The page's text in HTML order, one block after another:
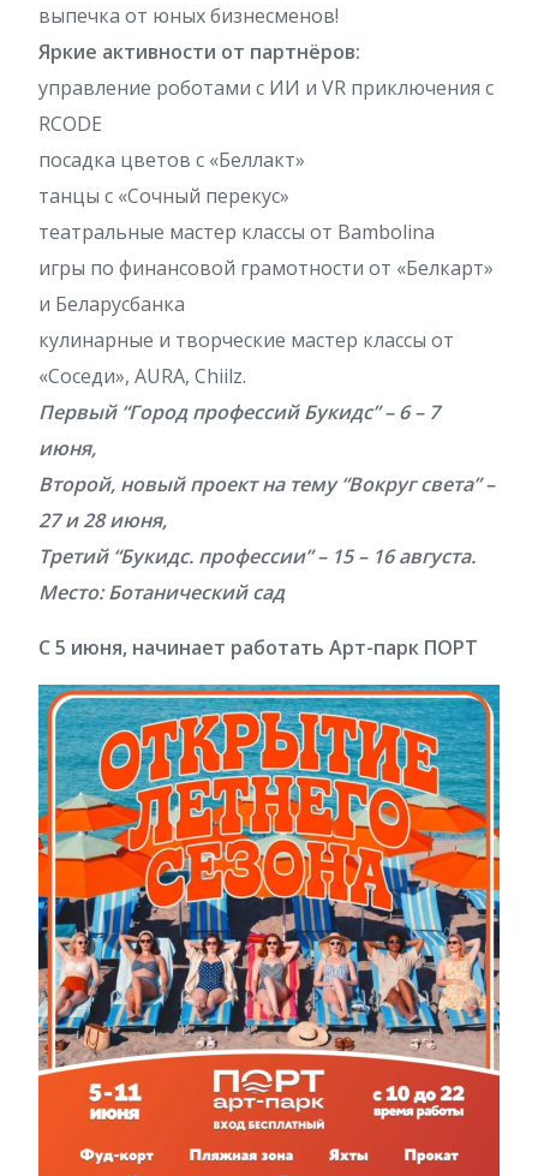
выпечка от юных бизнесменов!
Яркие активности от партнёров:
управление роботами с ИИ и VR приключения с
RCODE
посадка цветов с «Беллакт»
танцы с «Сочный перекус»
театральные мастер классы от Bambolina
игры по финансовой грамотности от «Белкарт»
и Беларусбанка
кулинарные и творческие мастер классы от
«Соседи», AURA, Chiilz.
Первый “Город профессий Букидс” – 6 – 7
июня,
Второй, новый проект на тему “Вокруг света” –
27 и 28 июня,
Третий “Букидс. профессии” – 15 – 16 августа.
Место: Ботанический сад
С 5 июня, начинает работать Арт-парк ПОРТ